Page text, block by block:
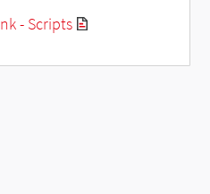
- Scripts